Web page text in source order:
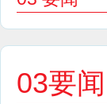
03要闻